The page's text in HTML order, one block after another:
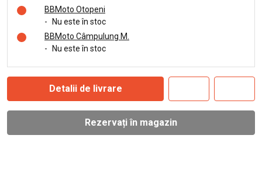
BBMoto Otopeni
- Nu este în stoc
BBMoto Câmpulung M.
- Nu este în stoc
Detalii de livrare
Rezervați în magazin